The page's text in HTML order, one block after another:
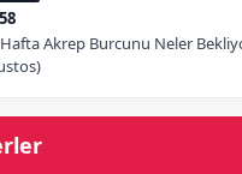
Akrep Burcunu Neler